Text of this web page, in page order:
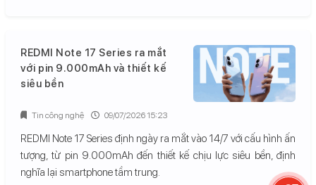
REDMI Note 17 Series ra mắt
với pin 9.000mAh và thiết kế
siêu bền
REDMI Note 17 Series định ngày ra mắt vào 14/7 với cấu hình ấn
tượng, từ pin 9.000mAh đến thiết kế chịu lực siêu bền, định
nghĩa lại smartphone tầm trung.
Tin công nghệ 09/07/2026 15:23